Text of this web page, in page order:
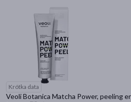
Krótka data
Veoli Botanica Matcha Power, peeling enzymatyczno-kwasowy do